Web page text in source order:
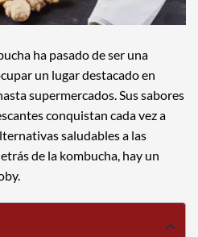
ha pasado de ser una
un lugar destacado en
supermercados. Sus sabores
conquistan cada vez a
saludables a las
de la kombucha, hay un